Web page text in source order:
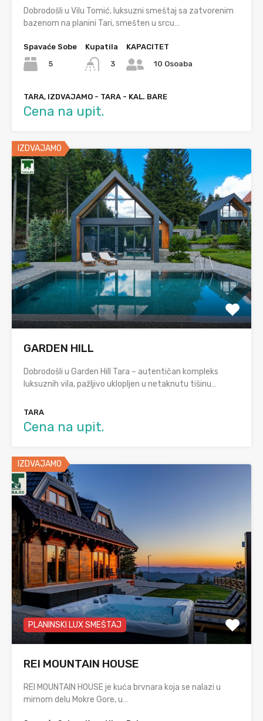
Dobrodošli u Vilu Tomić, luksuzni smeštaj sa zatvorenim
bazenom na planini Tari, smešten u srcu…
Spavaće Sobe
5
Kupatila
3
KAPACITET
10 Osoaba
TARA, IZDVAJAMO - TARA - KAL. BARE
Cena na upit.
IZDVAJAMO
GARDEN HILL
Dobrodošli u Garden Hill Tara – autentičan kompleks
luksuznih vila, pažljivo uklopljen u netaknutu tišinu…
TARA
Cena na upit.
IZDVAJAMO
PLANINSKI LUX SMEŠTAJ
REI MOUNTAIN HOUSE
REI MOUNTAIN HOUSE je kuća brvnara koja se nalazi u
mirnom delu Mokre Gore, u…